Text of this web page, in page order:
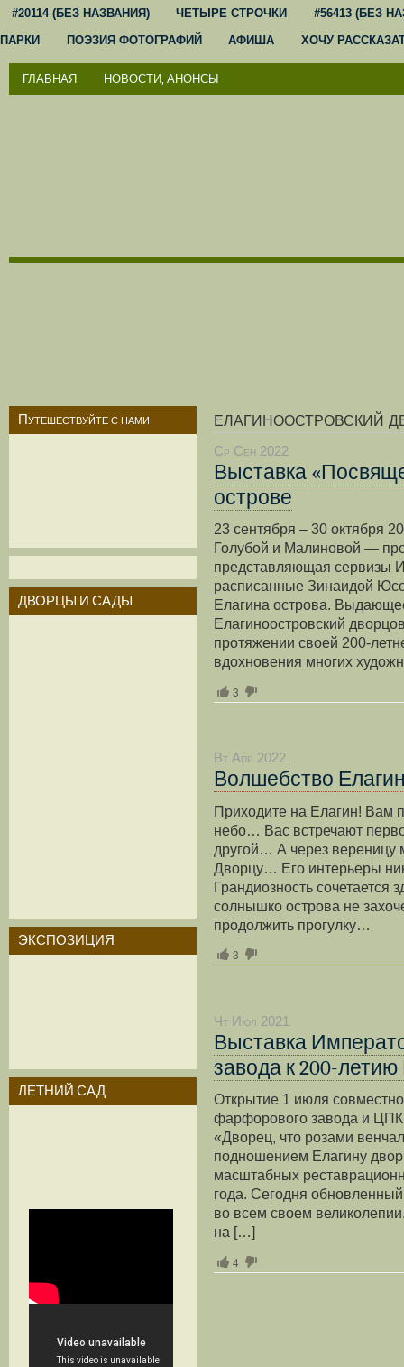
#20114 (БЕЗ НАЗВАНИЯ) ЧЕТЫРЕ СТРОЧКИ
#56413 (БЕЗ
ПАРКИ
ПОЭЗИЯ ФОТОГРАФИЙ АФИША ХОЧУ
ГЛАВНАЯ НОВОСТИ, АНОНСЫ
елагиноостровский
Ср Сен 2022
Выставка
острове
23 сентября – 30 октября
Голубой и Малиновой —
представляющая сервизы
расписанные Зинаидой
Елагина острова.
Елагиноостровский
протяжении своей 200-
вдохновения многих
3
Вт Апр 2022
Волшебство
Приходите на Елагин! Вам
небо… Вас встречают
другой… А через вереницу
Дворцу… Его интерьеры
Грандиозность
солнышко острова не
продолжить прогулку…
3
Чт Июл 2021
Выставка
завода к 200-
Открытие 1 июля
фарфорового завода и
«Дворец, что розами
подношением Елагину
масштабных
года. Сегодня
во всем своем
на […]
4
Путешествуйте с нами
ДВОРЦЫ И САДЫ
ЭКСПОЗИЦИЯ
ЛЕТНИЙ САД